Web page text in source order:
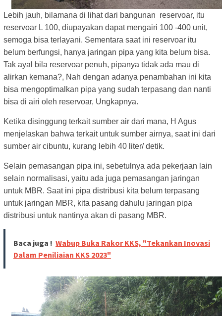
Lebih jauh, bilamana di lihat dari bangunan reservoar, itu
reservoar L 100, diupayakan dapat mengairi 100 -400 unit,
semoga bisa terlayani. Sementara saat ini reservoar itu
belum berfungsi, hanya jaringan pipa yang kita belum bisa.
Tak ayal bila reservoar penuh, pipanya tidak ada mau di
alirkan kemana?, Nah dengan adanya penambahan ini kita
bisa mengoptimalkan pipa yang sudah terpasang dan nanti
bisa di airi oleh reservoar, Ungkapnya.
Ketika disinggung terkait sumber air dari mana, H Agus
menjelaskan bahwa terkait untuk sumber airnya, saat ini dari
sumber air cibuntu, kurang lebih 40 liter/ detik.
Selain pemasangan pipa ini, sebetulnya ada pekerjaan lain
selain normalisasi, yaitu ada juga pemasangan jaringan
untuk MBR. Saat ini pipa distribusi kita belum terpasang
untuk jaringan MBR, kita pasang dahulu jaringan pipa
distribusi untuk nantinya akan di pasang MBR.
Baca juga ! Wabup Buka Rakor KKS, "Tekankan Inovasi
Dalam Peniliaian KKS 2023"